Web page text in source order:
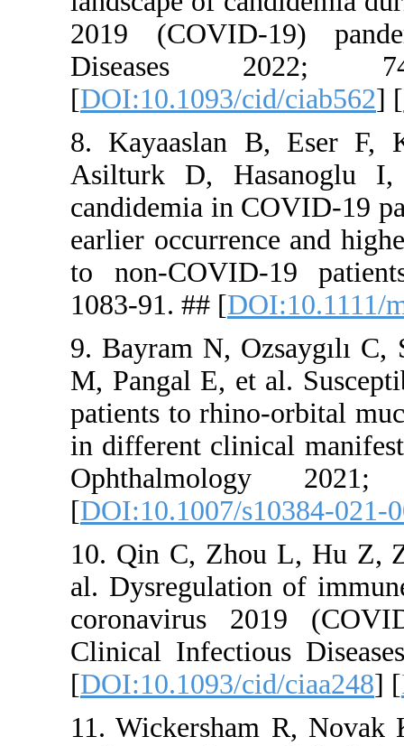
2019
[
8.
Asilturk
earlier
to
1083-91.
9. Bayram
M, Pangal
patients to
in different
[
10. Qin C,
al.
Clinical
[
11.